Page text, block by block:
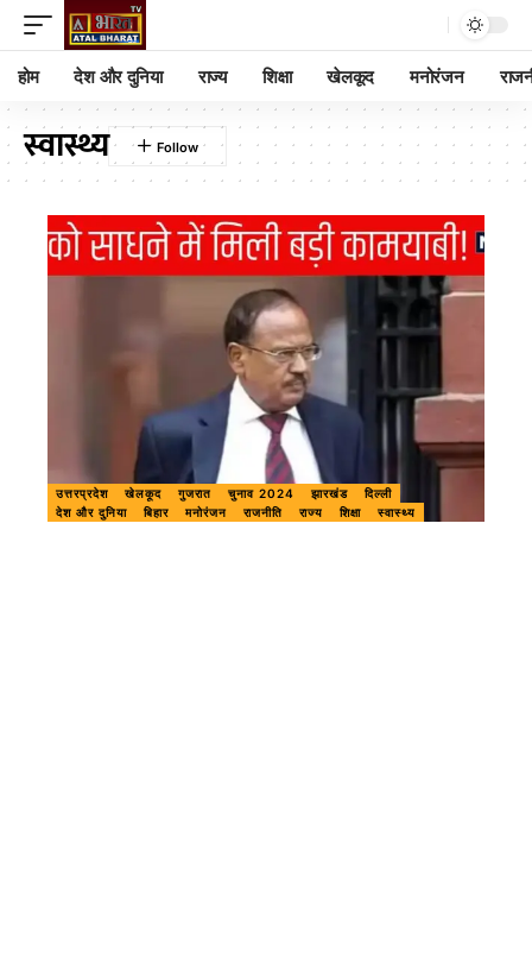
होम देश और दुनिया राज्य शिक्षा खेलकूद मनोरंजन
स्वास्थ्य
उत्तरप्रदेश खेलकूद गुजरात चुनाव 2024 झारखंड
दिल्ली
देश और दुनिया
बिहार मनोरंजन राजनीति राज्य शिक्षा स्वास्थ्य